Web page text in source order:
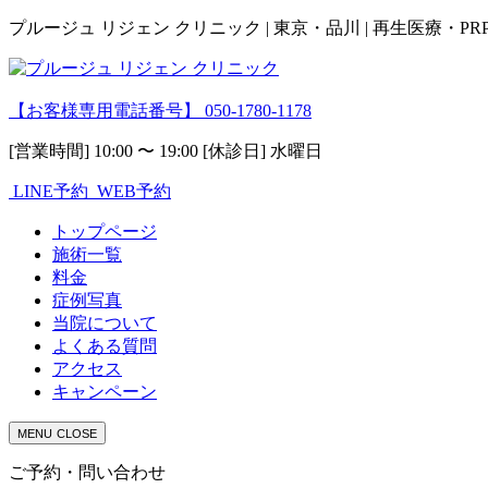
プルージュ リジェン クリニック | 東京・品川 | 再生医療・
【お客様専用電話番号】 050-1780-1178
[営業時間] 10:00 〜 19:00 [休診日] 水曜日
LINE予約 WEB予約
トップページ
施術一覧
料金
症例写真
当院について
よくある質問
アクセス
キャンペーン
MENU CLOSE
ご予約・問い合わせ